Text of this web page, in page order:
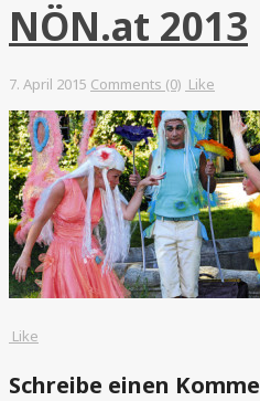
NÖN.at 2013
7. April 2015 Comments (0) Like
Like
Schreibe einen